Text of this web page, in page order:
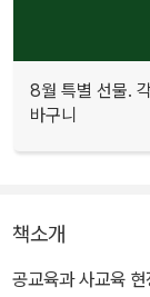
8월 특별 선물.
바구니
책소개
공교육과 사교육